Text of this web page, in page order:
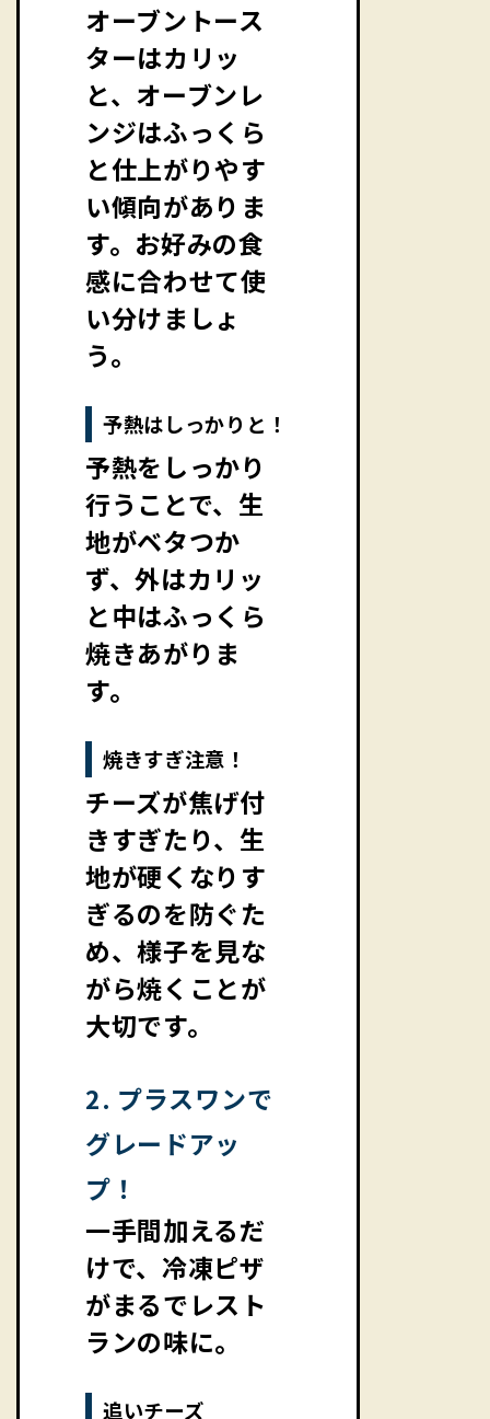
オーブントース
ターはカリッ
と、オーブンレ
ンジはふっくら
と仕上がりやす
い傾向がありま
す。お好みの食
感に合わせて使
い分けましょ
う。
予熱はしっかりと！
予熱をしっかり
行うことで、生
地がベタつか
ず、外はカリッ
と中はふっくら
焼きあがりま
す。
焼きすぎ注意！
チーズが焦げ付
きすぎたり、生
地が硬くなりす
ぎるのを防ぐた
め、様子を見な
がら焼くことが
大切です。
2. プラスワンで
グレードアッ
プ！
一手間加えるだ
けで、冷凍ピザ
がまるでレスト
ランの味に。
追いチーズ